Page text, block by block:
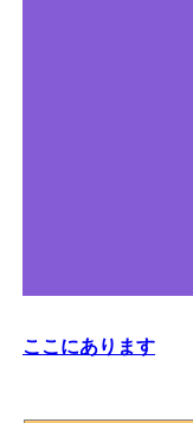
ここにあります